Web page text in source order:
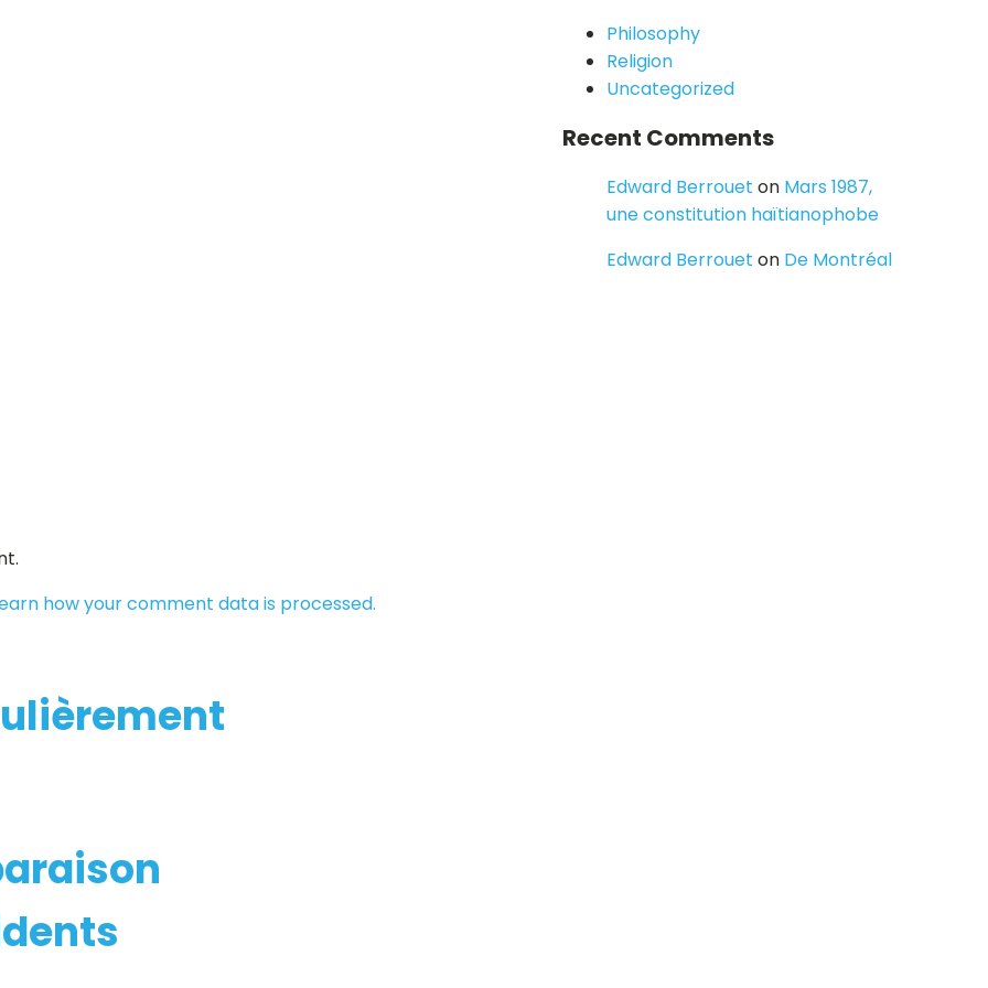
Philosophy
Religion
Uncategorized
Recent Comments
Edward Berrouet on Mars 1987,
une constitution haïtianophobe
Edward Berrouet on De Montréal
how your comment data is processed.